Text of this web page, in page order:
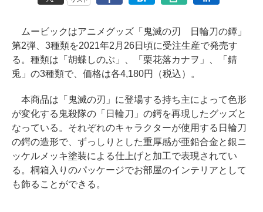
ムービックはアニメグッズ「鬼滅の刃 日輪刀の鐔」
第2弾、3種類を2021年2月26日頃に受注生産で発売す
る。種類は「胡蝶しのぶ」、「栗花落カナヲ」、「錆
兎」の3種類で、価格は各4,180円（税込）。
本商品は「鬼滅の刃」に登場する持ち主によって色形
が変化する鬼殺隊の「日輪刀」の鍔を再現したグッズと
なっている。それぞれのキャラクターが使用する日輪刀
の鍔の造形で、ずっしりとした重厚感が亜鉛合金と銀ニ
ッケルメッキ塗装による仕上げと加工で表現されてい
る。桐箱入りのパッケージでお部屋のインテリアとして
も飾ることができる。